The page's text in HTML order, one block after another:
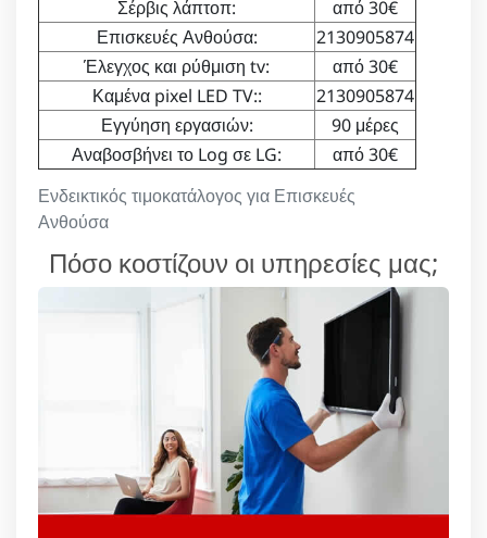
Ενδεικτικός τιμοκατάλογος για Επισκευές
Ανθούσα
Σέρβις λάπτοπ:
από 30€
Επισκευές Ανθούσα:
2130905874
Έλεγχος και ρύθμιση tv:
από 30€
Καμένα pixel LED TV::
2130905874
Εγγύηση εργασιών:
90 μέρες
Αναβοσβήνει το Log σε LG:
από 30€
Πόσο κοστίζουν οι υπηρεσίες μας;